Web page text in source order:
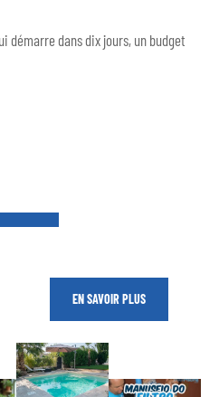
démarre dans dix jours, un budget
EN SAVOIR PLUS